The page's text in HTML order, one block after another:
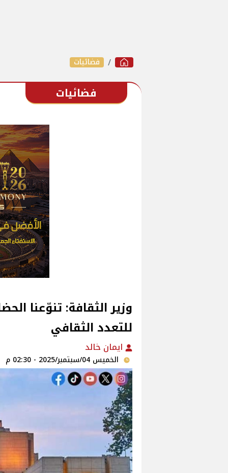
فضائيات
فضائيات
وزير الثقافة: تنوّعنا
للتعدد الثقافي‎
ايمان خالد
الخميس 04/سبتمبر/2025 - 02:30 م